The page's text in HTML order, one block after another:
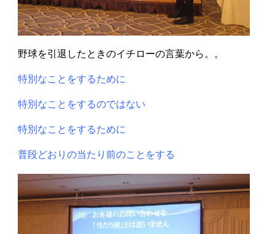
野球を引退したときのイチローの言葉から。。
特別なことをするために
特別なことをするのではない
特別なことをするために
普段どおりの当たり前のことをする